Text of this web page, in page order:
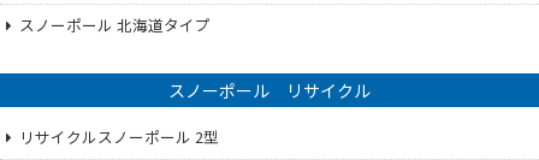
スノーポール 北海道タイプ
スノーポール リサイクル
リサイクルスノーポール 2型